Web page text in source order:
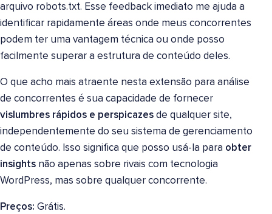
arquivo robots.txt. Esse feedback imediato me ajuda a
identificar rapidamente áreas onde meus concorrentes
podem ter uma vantagem técnica ou onde posso
facilmente superar a estrutura de conteúdo deles.
O que acho mais atraente nesta extensão para análise
de concorrentes é sua capacidade de fornecer
vislumbres rápidos e perspicazes de qualquer site,
independentemente do seu sistema de gerenciamento
de conteúdo. Isso significa que posso usá-la para obter
insights não apenas sobre rivais com tecnologia
WordPress, mas sobre qualquer concorrente.
Preços: Grátis.